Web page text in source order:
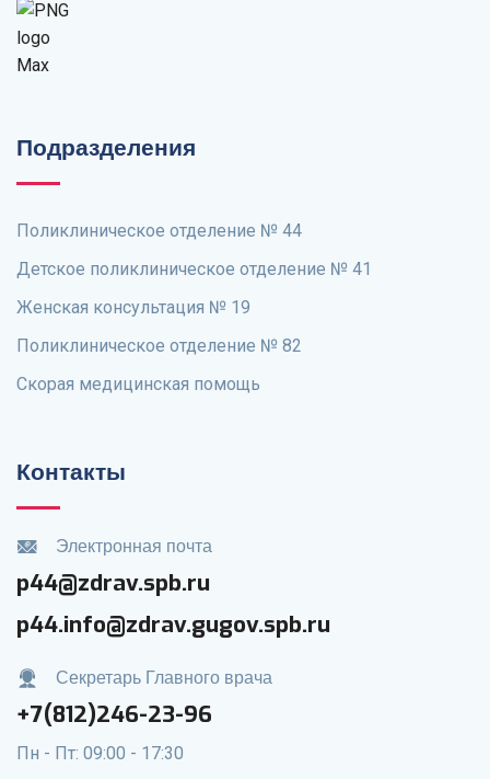
Подразделения
Поликлиническое отделение № 44
Детское поликлиническое отделение № 41
Женская консультация № 19
Поликлиническое отделение № 82
Скорая медицинская помощь
Контакты
Электронная почта
p44@zdrav.spb.ru
p44.info@zdrav.gugov.spb.ru
Секретарь Главного врача
+7(812)246-23-96
Пн - Пт: 09:00 - 17:30